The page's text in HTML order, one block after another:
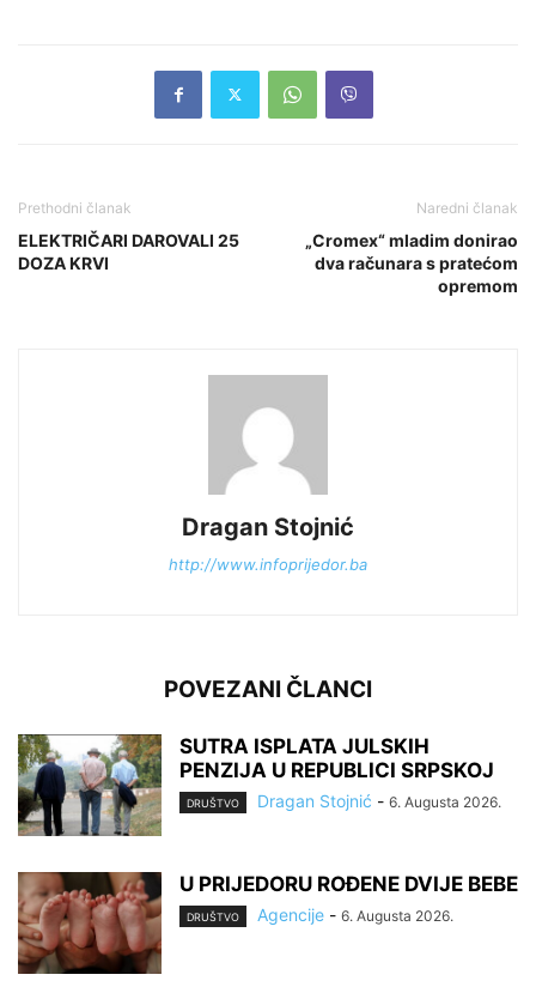
Prethodni članak
ELEKTRIČARI DAROVALI 25
DOZA KRVI
Naredni članak
„Cromex“ mladim donirao
dva računara s pratećom
opremom
Dragan Stojnić
http://www.infoprijedor.ba
POVEZANI ČLANCI
SUTRA ISPLATA JULSKIH
PENZIJA U REPUBLICI SRPSKOJ
DRUŠTVO Dragan Stojnić - 6. Augusta 2026.
U PRIJEDORU ROĐENE DVIJE BEBE
DRUŠTVO Agencije - 6. Augusta 2026.